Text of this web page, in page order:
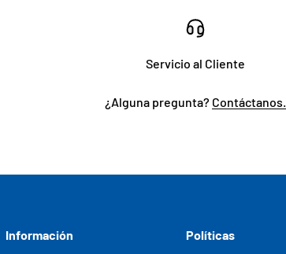
Servicio al Cliente
¿Alguna pregunta? Contáctanos.
Información Políticas